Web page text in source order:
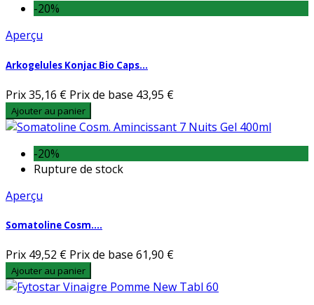
-20%
Aperçu
Arkogelules Konjac Bio Caps...
Prix35,16 € Prix de base 43,95 €
Ajouter au panier
-20%
Rupture de stock
Aperçu
Somatoline Cosm....
Prix 49,52 € Prix de base 61,90 €
Ajouter au panier